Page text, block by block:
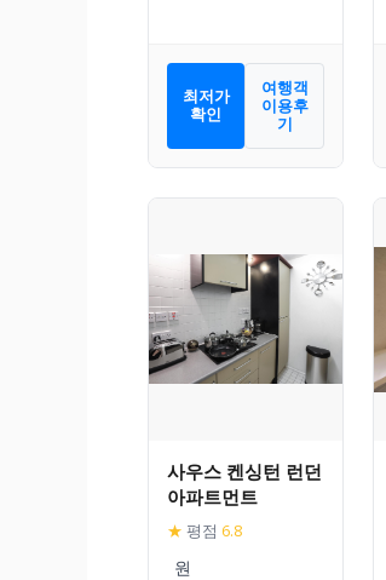
최저가
확인
여행객
이용후
기
사우스 켄싱턴 런던
아파트먼트
★ 평점 6.8